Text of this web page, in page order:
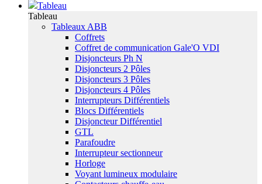
Tableau
Tableau
Tableaux ABB
Coffrets
Coffret de communication Gale'O VDI
Disjoncteurs Ph N
Disjoncteurs 2 Pôles
Disjoncteurs 3 Pôles
Disjoncteurs 4 Pôles
Interrupteurs Différentiels
Blocs Différentiels
Disjoncteur Différentiel
GTL
Parafoudre
Interrupteur sectionneur
Horloge
Voyant lumineux modulaire